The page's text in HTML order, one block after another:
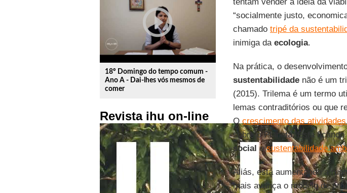
play_circle_outline
18º Domingo do tempo comum -
Ano A - Dai-lhes vós mesmos de
comer
Revista ihu on-line
“socialmente justo,
chamado tripé da
inimiga da ecologia.
Na prática, o
sustentabilidadenão é um
(2015). Trilema é um termo
lemas contraditórios ou que
O crescimento das
sobre o Planeta. Está
social esustentabilidade
Aliás, está aumentando a
mais avança o modelo de